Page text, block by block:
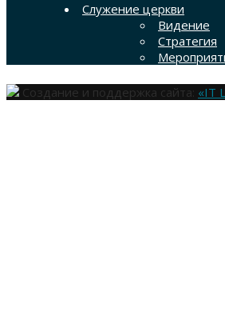
Служение церкви
Видение
Стратегия
Создание и поддержка сайта: «IT